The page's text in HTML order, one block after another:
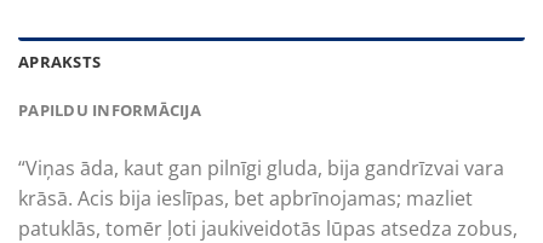
APRAKSTS
PAPILDU INFORMĀCIJA
“Viņas āda, kaut gan pilnīgi gluda, bija gandrīzvai vara
krāsā. Acis bija ieslīpas, bet apbrīnojamas; mazliet
patuklās, tomēr ļoti jaukiveidotās lūpas atsedza zobus,